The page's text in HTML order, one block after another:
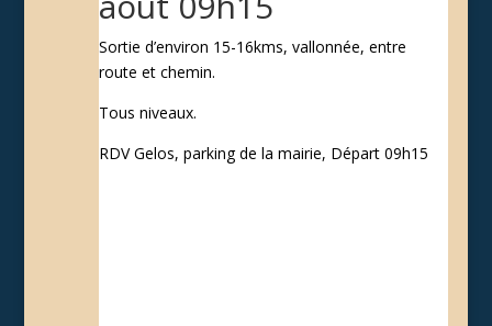
Sortie d’environ 15-16kms, vallonnée, entre
route et chemin.
Tous niveaux.
RDV Gelos, parking de la mairie, Départ 09h15